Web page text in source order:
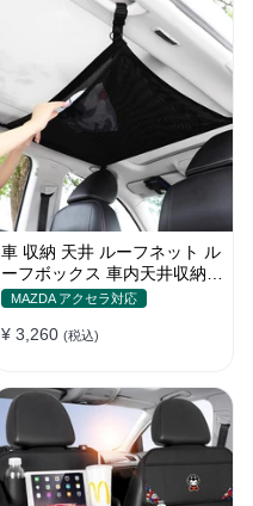
車 収納 天井 ルーフネット ル
ーフボックス 車内天井収納
荷物固定ネット車中泊 調整可
MAZDA アクセラ対応
¥ 3,260 (税込)